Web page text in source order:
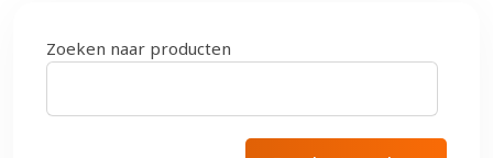
Zoeken naar producten